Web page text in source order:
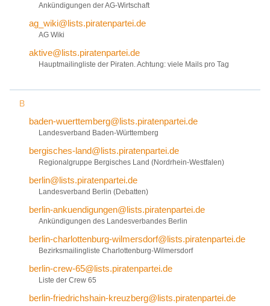
Ankündigungen der AG-Wirtschaft
ag_wiki@lists.piratenpartei.de
AG Wiki
aktive@lists.piratenpartei.de
Hauptmailingliste der Piraten. Achtung: viele Mails pro Tag
B
baden-wuerttemberg@lists.piratenpartei.de
Landesverband Baden-Württemberg
bergisches-land@lists.piratenpartei.de
Regionalgruppe Bergisches Land (Nordrhein-Westfalen)
berlin@lists.piratenpartei.de
Landesverband Berlin (Debatten)
berlin-ankuendigungen@lists.piratenpartei.de
Ankündigungen des Landesverbandes Berlin
berlin-charlottenburg-wilmersdorf@lists.piratenpartei.de
Bezirksmailingliste Charlottenburg-Wilmersdorf
berlin-crew-65@lists.piratenpartei.de
Liste der Crew 65
berlin-friedrichshain-kreuzberg@lists.piratenpartei.de